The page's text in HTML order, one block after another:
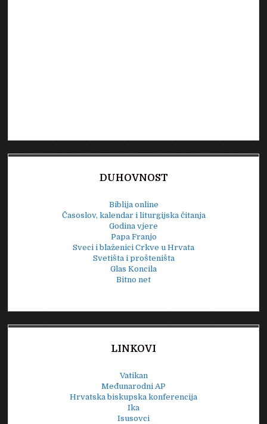
DUHOVNOST
Biblija online
Časoslov, kalendar i liturgijska čitanja
Godina vjere
Papa Franjo
Sveci i blaženici Crkve u Hrvata
Svetišta i prošteništa
Glas Koncila
Bitno net
LINKOVI
Vatikan
Međunarodni AP
Hrvatska biskupska konferencija
Ika
Isusovci